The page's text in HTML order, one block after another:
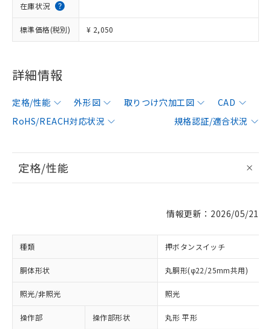
在庫状況
標準価格(税別) ¥ 2,050
詳細情報
定格/性能 外形図 取りつけ穴加工図
CAD
RoHS/REACH対応状況
規格認証/適合状況
定格/性能
情報更新：2026/05/21
種類 押ボタンスイッチ
胴体形状 丸胴形(φ22/25mm共用)
照光/非照光 照光
操作部 操作部形状 丸形 平形